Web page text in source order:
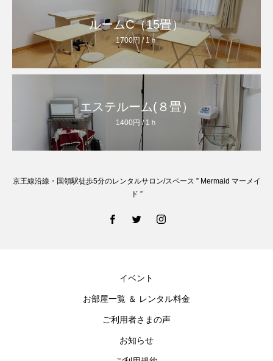
ルームC（15畳）
1700円 / 1ｈ
エステルーム(８畳）
1400円 / 1ｈ
京王線沿線・国領駅徒歩5分のレンタルサロン/スペース ” Mermaid マーメイ
ド ”
イベント
お部屋一覧 ＆ レンタル料金
ご利用者さまの声
お知らせ